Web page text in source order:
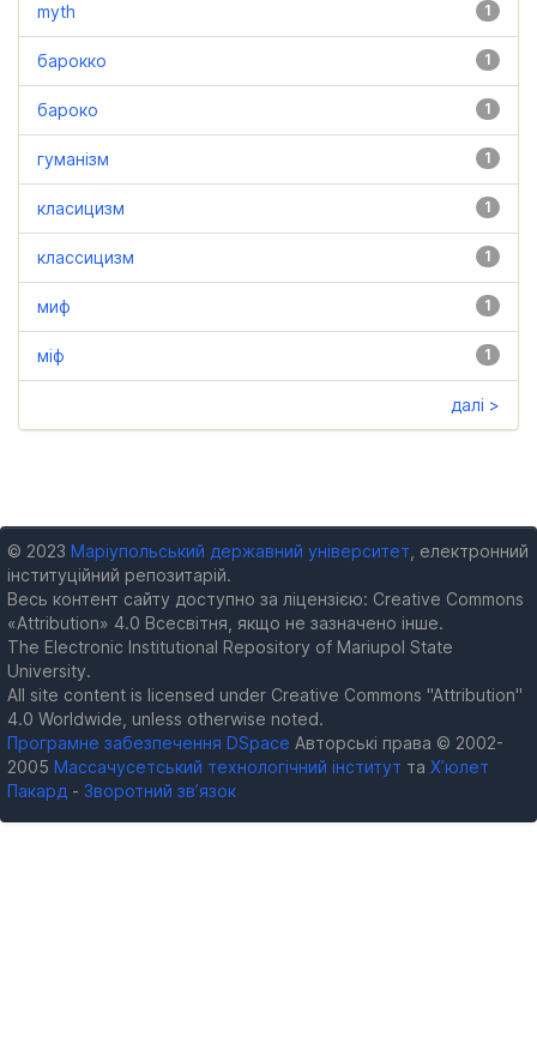
1
myth
1
барокко
1
бароко
1
гуманізм
1
класицизм
1
классицизм
1
миф
1
міф
далі >
© 2023 Маріупольський державний університет , електронний
інституційний репозитарій.
Весь контент сайту доступно за ліцензією: Creative Commons
«Attribution» 4.0 Всесвітня, якщо не зазначено інше.
The Electronic Institutional Repository of Mariupol State
University.
All site content is licensed under Creative Commons "Attribution"
4.0 Worldwide, unless otherwise noted.
Програмне забезпечення DSpace Авторські права © 2002-
2005 Массачусетський технологічний інститут та Х’юлет
Пакард - Зворотний зв’язок